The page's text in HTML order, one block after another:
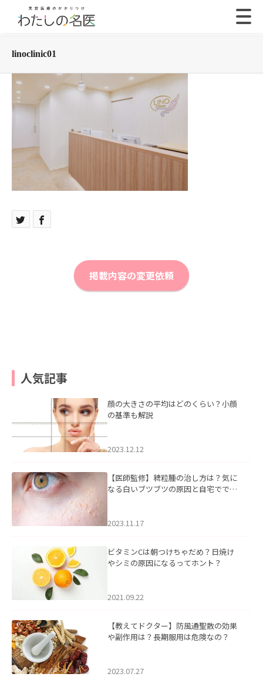
linoclinic01
掲載内容の変更依頼
人気記事
顔の大きさの平均はどのくらい？小顔
の基準も解説
2023.12.12
【医師監修】稗粒腫の治し方は？気に
なる白いブツブツの原因と自宅ででき
2023.11.17
ビタミンCは朝つけちゃだめ？日焼け
やシミの原因になるってホント？
2021.09.22
【教えてドクター】防風通聖散の効果
や副作用は？長期服用は危険なの？
2023.07.27